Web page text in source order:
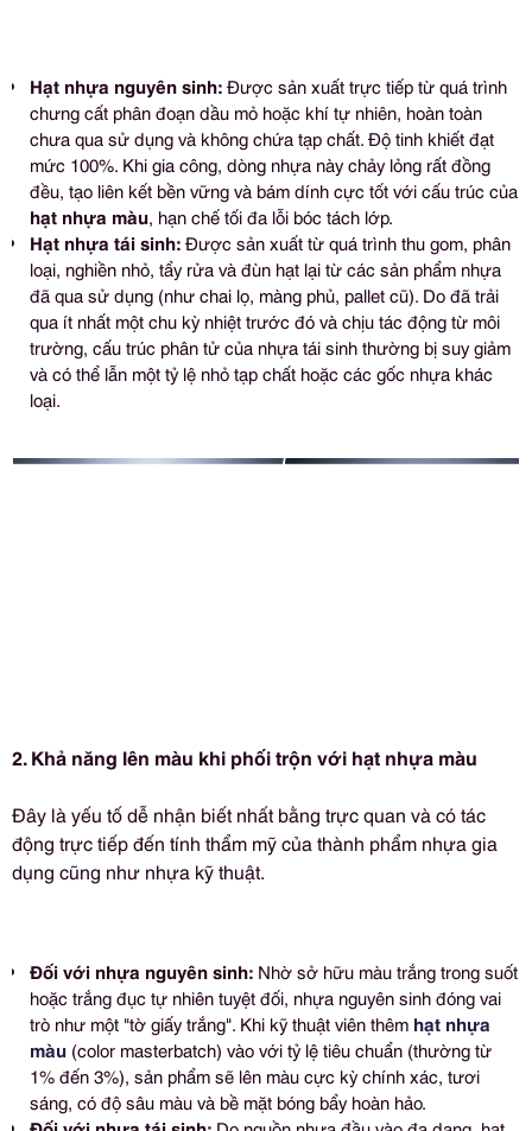
Hạt nhựa nguyên sinh:Được sản xuất trực tiếp từ quá trình
chưng cất phân đoạn dầu mỏ hoặc khí tự nhiên, hoàn toàn
chưa qua sử dụng và không chứa tạp chất. Độ tinh khiết đạt
mức 100%. Khi gia công, dòng nhựa này chảy lỏng rất đồng
đều, tạo liên kết bền vững và bám dính cực tốt với cấu trúc của
hạt nhựa màu, hạn chế tối đa lỗi bóc tách lớp.
Hạt nhựa tái sinh:Được sản xuất từ quá trình thu gom, phân
loại, nghiền nhỏ, tẩy rửa và đùn hạt lại từ các sản phẩm nhựa
đã qua sử dụng (như chai lọ, màng phủ, pallet cũ). Do đã trải
qua ít nhất một chu kỳ nhiệt trước đó và chịu tác động từ môi
trường, cấu trúc phân tử của nhựa tái sinh thường bị suy giảm
và có thể lẫn một tỷ lệ nhỏ tạp chất hoặc các gốc nhựa khác
loại.
2. Khả năng lên màu khi phối trộn với hạt nhựa màu
Đây là yếu tố dễ nhận biết nhất bằng trực quan và có tác
động trực tiếp đến tính thẩm mỹ của thành phẩm nhựa gia
dụng cũng như nhựa kỹ thuật.
Đối với nhựa nguyên sinh: Nhờ sở hữu màu trắng trong suốt
hoặc trắng đục tự nhiên tuyệt đối, nhựa nguyên sinh đóng vai
trò như một "tờ giấy trắng". Khi kỹ thuật viên thêm hạt nhựa
màu (color masterbatch) vào với tỷ lệ tiêu chuẩn (thường từ
1% đến 3%), sản phẩm sẽ lên màu cực kỳ chính xác, tươi
sáng, có độ sâu màu và bề mặt bóng bẩy hoàn hảo.